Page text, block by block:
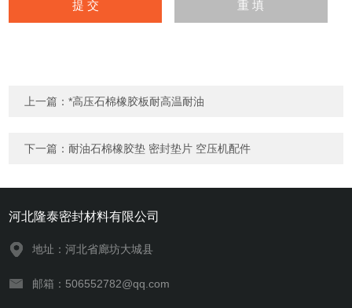
上一篇：*高压石棉橡胶板耐高温耐油
下一篇： 耐油石棉橡胶垫 密封垫片 空压机配件
河北隆泰密封材料有限公司
地址：河北省廊坊大城县
邮箱：506552782@qq.com